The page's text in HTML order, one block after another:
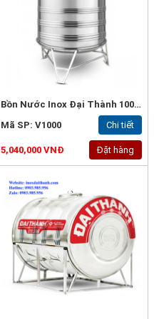
Bồn Nước Inox Đại Thành 1000L Đứng - Inox 316
Mã SP: V1000
Chi tiết
5,040,000 VNĐ Đặt hàng